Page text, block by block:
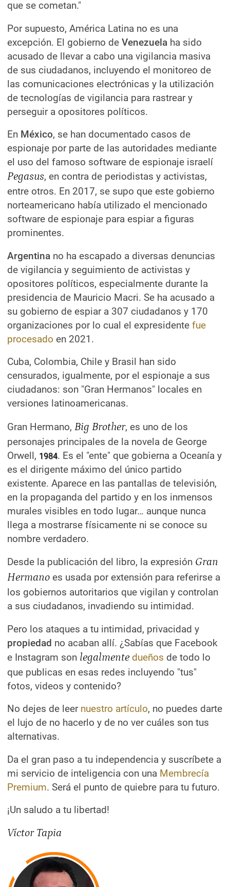
que se cometan."
Por supuesto, América Latina no es una
excepción. El gobierno de Venezuela ha sido
acusado de llevar a cabo una vigilancia masiva
de sus ciudadanos, incluyendo el monitoreo de
las comunicaciones electrónicas y la utilización
de tecnologías de vigilancia para rastrear y
perseguir a opositores políticos.
En México, se han documentado casos de
espionaje por parte de las autoridades mediante
el uso del famoso software de espionaje israelí
Pegasus, en contra de periodistas y activistas,
entre otros. En 2017, se supo que este gobierno
norteamericano había utilizado el mencionado
software de espionaje para espiar a figuras
prominentes.
Argentina no ha escapado a diversas denuncias
de vigilancia y seguimiento de activistas y
opositores políticos, especialmente durante la
presidencia de Mauricio Macri. Se ha acusado a
su gobierno de espiar a 307 ciudadanos y 170
organizaciones por lo cual el expresidente fue
procesado en 2021.
Cuba, Colombia, Chile y Brasil han sido
censurados, igualmente, por el espionaje a sus
ciudadanos: son "Gran Hermanos" locales en
versiones latinoamericanas.
Gran Hermano, Big Brother, es uno de los
personajes principales de la novela de George
Orwell, 1984. Es el "ente" que gobierna a Oceanía y
es el dirigente máximo del único partido
existente. Aparece en las pantallas de televisión,
en la propaganda del partido y en los inmensos
murales visibles en todo lugar… aunque nunca
llega a mostrarse físicamente ni se conoce su
nombre verdadero.
Desde la publicación del libro, la expresión Gran
Hermano es usada por extensión para referirse a
los gobiernos autoritarios que vigilan y controlan
a sus ciudadanos, invadiendo su intimidad.
Pero los ataques a tu intimidad, privacidad y
propiedad no acaban allí. ¿Sabías que Facebook
e Instagram son legalmente dueños de todo lo
que publicas en esas redes incluyendo "tus"
fotos, videos y contenido?
No dejes de leer nuestro artículo, no puedes darte
el lujo de no hacerlo y de no ver cuáles son tus
alternativas.
Da el gran paso a tu independencia y suscríbete a
mi servicio de inteligencia con una Membrecía
Premium. Será el punto de quiebre para tu futuro.
¡Un saludo a tu libertad!
Víctor Tapia